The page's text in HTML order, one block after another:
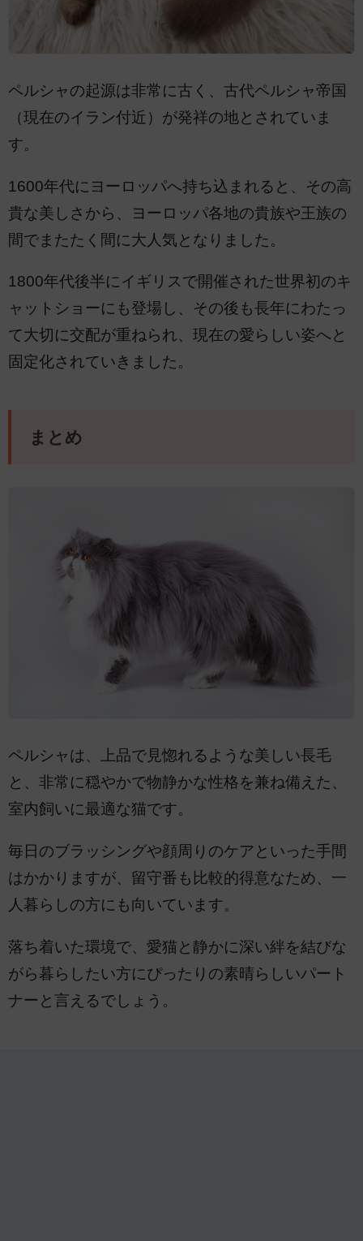
ペルシャの起源は非常に古く、古代ペルシャ帝国
（現在のイラン付近）が発祥の地とされていま
す。
1600年代にヨーロッパへ持ち込まれると、その高
貴な美しさから、ヨーロッパ各地の貴族や王族の
間でまたたく間に大人気となりました。
1800年代後半にイギリスで開催された世界初のキ
ャットショーにも登場し、その後も長年にわたっ
て大切に交配が重ねられ、現在の愛らしい姿へと
固定化されていきました。
まとめ
ペルシャは、上品で見惚れるような美しい長毛
と、非常に穏やかで物静かな性格を兼ね備えた、
室内飼いに最適な猫です。
毎日のブラッシングや顔周りのケアといった手間
はかかりますが、留守番も比較的得意なため、一
人暮らしの方にも向いています。
落ち着いた環境で、愛猫と静かに深い絆を結びな
がら暮らしたい方にぴったりの素晴らしいパート
ナーと言えるでしょう。